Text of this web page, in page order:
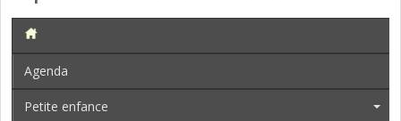
Agenda
Petite enfance